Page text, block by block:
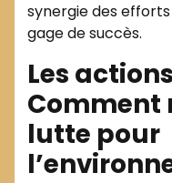
synergie des
gage de succès.
Les
Comment
lutte pour